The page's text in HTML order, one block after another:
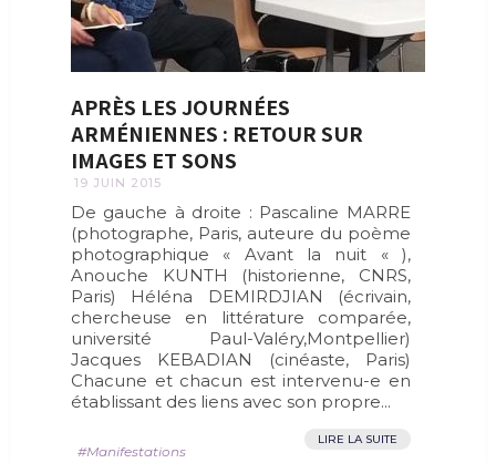
APRÈS LES JOURNÉES
ARMÉNIENNES : RETOUR SUR
IMAGES ET SONS
19 JUIN 2015
De gauche à droite : Pascaline MARRE
(photographe, Paris, auteure du poème
photographique « Avant la nuit « ),
Anouche KUNTH (historienne, CNRS,
Paris) Héléna DEMIRDJIAN (écrivain,
chercheuse en littérature comparée,
université Paul-Valéry,Montpellier)
Jacques KEBADIAN (cinéaste, Paris)
Chacune et chacun est intervenu-e en
établissant des liens avec son propre...
LIRE LA SUITE
Manifestations